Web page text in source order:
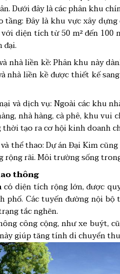
Dưới đây là các phân khu
tầng: Đây là khu vực xây
diện tích từ 50 m² đến 100
đại.
nhà liền kề: Phân khu này
nhà liền kề được thiết kế
và dịch vụ: Ngoài các khu
nhà hàng, cà phê, khu
tạo ra cơ hội kinh doanh
thể thao: Dự án Đại Kim
rộng rãi. Môi trường sống
thông
có diện tích rộng lớn, được
phố. Các tuyến đường nội
tắc nghẽn.
công cộng, như xe buýt,
giúp tăng tính di chuyển